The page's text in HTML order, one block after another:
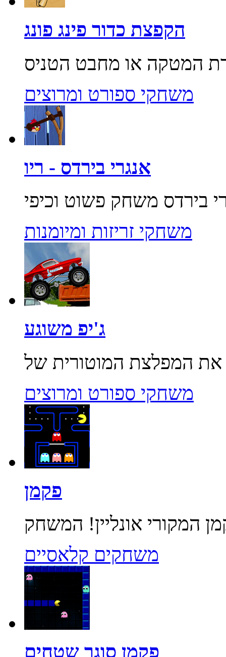
הקפצת כדור פינג פונג
משחקי ספורט ומרוצים
אנגרי בירדס - ריו
משחקי זריזות ומיומנות
ג'יפ משוגע
משחקי ספורט ומרוצים
פקמן
משחקים קלאסיים
פקמן סוגר שטחים